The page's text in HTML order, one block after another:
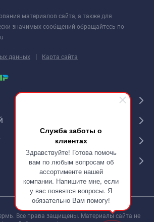
Служба заботы о
клиентах
Здравствуйте! Готова помочь
вам по любым вопросам об
ассортименте нашей
компании. Напишите мне, если
у вас появятся вопросы. Я
обязательно Вам помогу!
материалов сайта, а также для
значимых сообщений обращайтесь по
данных | Карта сайта
Все права защищены. Материалы сайта не